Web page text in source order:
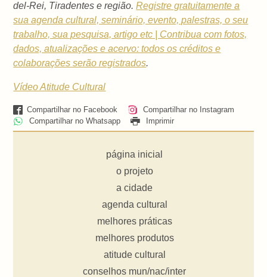
del-Rei, Tiradentes e região.Registre gratuitamente a
sua agenda cultural, seminário, evento, palestras, o seu
trabalho, sua pesquisa, artigo etc | Contribua com fotos,
dados, atualizações e acervo: todos os créditos e
colaborações serão registrados.
Vídeo Atitude Cultural
Compartilhar no Facebook
Compartilhar no Instagram
Compartilhar no Whatsapp
Imprimir
página inicial
o projeto
a cidade
agenda cultural
melhores práticas
melhores produtos
atitude cultural
conselhos mun/nac/inter